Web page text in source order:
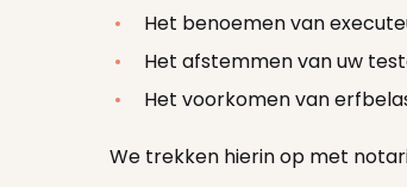
Het benoemen van
Het afstemmen van uw
Het voorkomen van
We trekken hierin op met